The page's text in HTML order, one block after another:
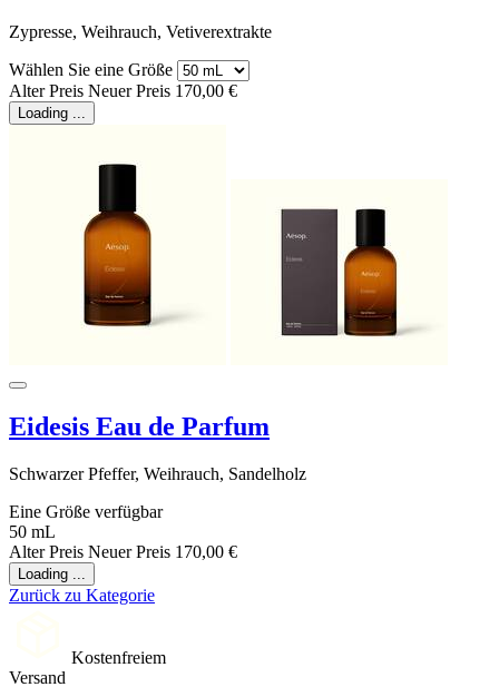
Zypresse, Weihrauch, Vetiverextrakte
Wählen Sie eine Größe
Alter Preis Neuer Preis 170,00 €
Loading ...
Eidesis Eau de Parfum
Schwarzer Pfeffer, Weihrauch, Sandelholz
Eine Größe verfügbar
50 mL
Alter Preis Neuer Preis 170,00 €
Loading ...
Zurück zu Kategorie
Kostenfreiem
Versand